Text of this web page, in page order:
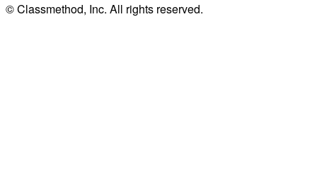
© Classmethod, Inc. All rights reserved.